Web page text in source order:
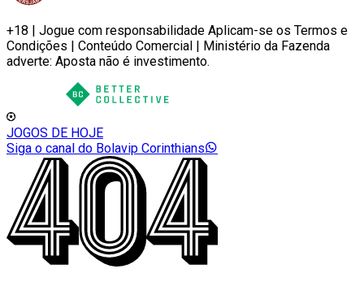
+18 | Jogue com responsabilidade Aplicam-se os Termos e
Condições | Conteúdo Comercial | Ministério da Fazenda
adverte: Aposta não é investimento.
JOGOS DE HOJE
Siga o canal do Bolavip Corinthians